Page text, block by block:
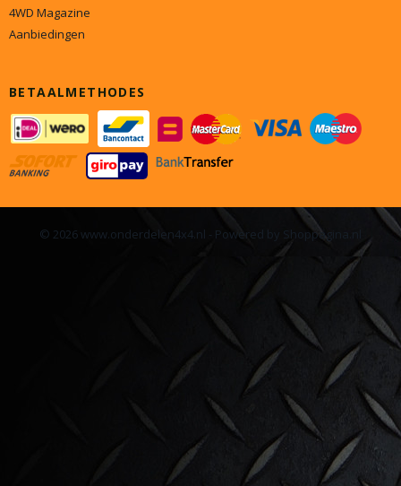
4WD Magazine
Aanbiedingen
BETAALMETHODES
© 2026 www.onderdelen4x4.nl - Powered by Shoppagina.nl